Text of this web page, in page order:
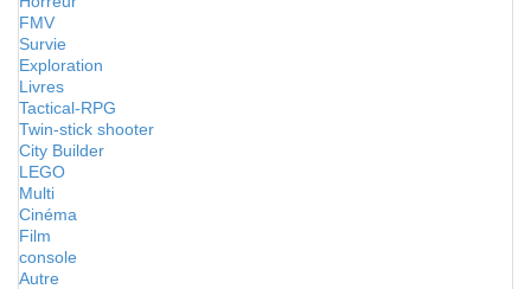
FMV
Survie
Exploration
Livres
Tactical-RPG
Twin-stick shooter
City Builder
LEGO
Multi
Cinéma
Film
console
Autre